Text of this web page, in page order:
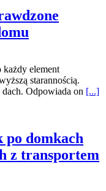
element
starannością.
Odpowiada on [...]
po domkach
z transportem